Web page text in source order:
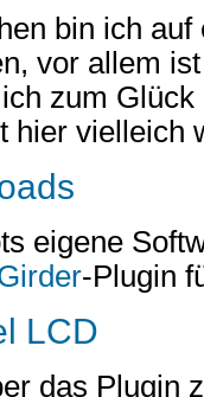
bin ich
vor allem
zum
hier vielleich
eigene
-Plugin
LCD
das Plugin